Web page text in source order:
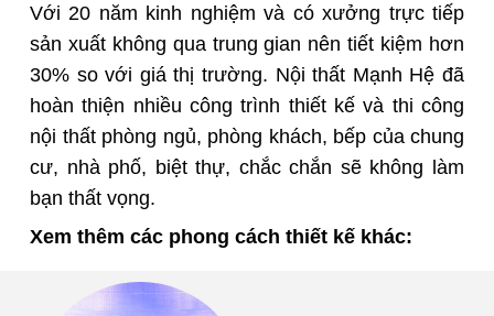
Với 20 năm kinh nghiệm và có xưởng trực tiếp
sản xuất không qua trung gian nên tiết kiệm hơn
30% so với giá thị trường. Nội thất Mạnh Hệ đã
hoàn thiện nhiều công trình thiết kế và thi công
nội thất phòng ngủ, phòng khách, bếp của chung
cư, nhà phố, biệt thự, chắc chắn sẽ không làm
bạn thất vọng.
Xem thêm các phong cách thiết kế khác: